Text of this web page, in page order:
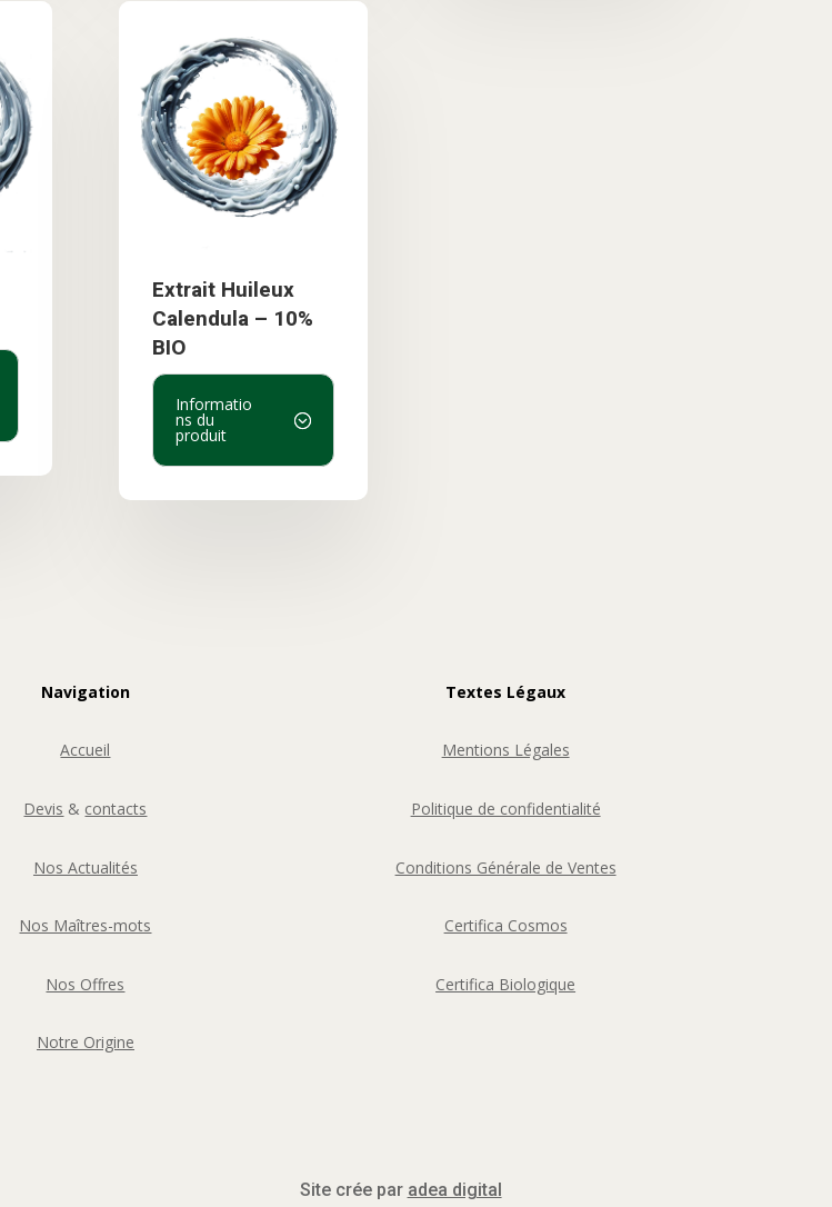
Extrait Huileux
Calendula – 10%
BIO
Informatio
ns du
produit
Navigation
Accueil
Devis & contacts
Nos Actualités
Nos Maîtres-mots
Nos Offres
Notre Origine
Textes Légaux
Mentions Légales
Politique de confidentialité
Conditions Générale de Ventes
Certifica Cosmos
Certifica Biologique
Site crée par adea digital